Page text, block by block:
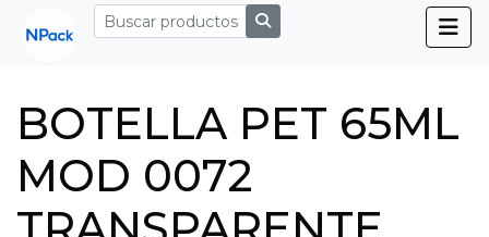
BOTELLA PET 65ML
MOD 0072